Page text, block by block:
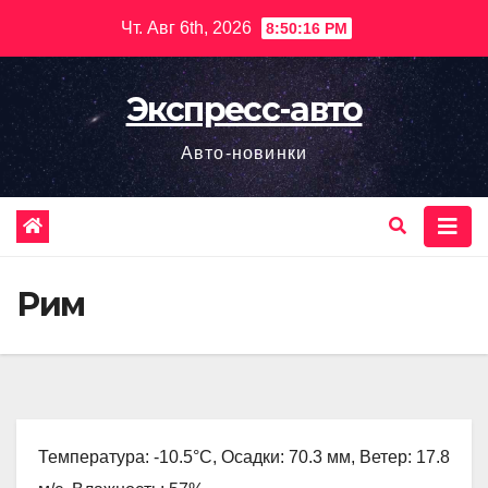
содержимому
Чт. Авг 6th, 2026 8:50:17 PM
Экспресс-авто
Авто-новинки
Рим
Температура: -10.5°C, Осадки: 70.3 мм, Ветер: 17.8